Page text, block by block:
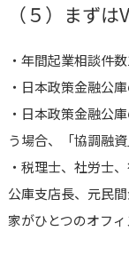
（５）まず
・年間起業相談件
・日本政策金融公
・日本政策金融公
う場合、「協調融
・税理士、社労士
公庫支店長、元民
家がひとつのオフ